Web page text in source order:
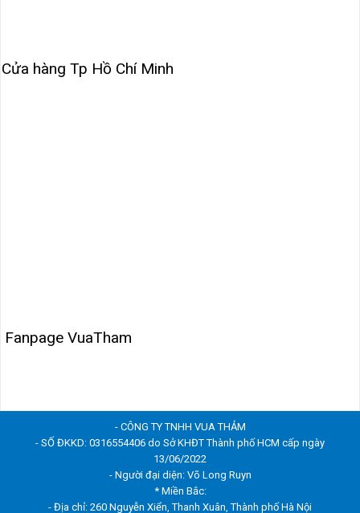
Cửa hàng Tp Hồ Chí Minh
Fanpage VuaTham
- CÔNG TY TNHH VUA THẢM
- SỐ ĐKKD: 0316554406 do Sở KHĐT Thành phố HCM cấp ngày
13/06/2022
- Người đại diện: Võ Long Ruyn
* Miền Bắc:
- Địa chỉ: 260 Nguyễn Xiển, Thanh Xuân, Thành phố Hà Nội